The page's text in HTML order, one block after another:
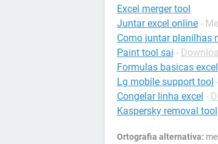
Excel merger tool
Juntar excel online -
Como juntar planilhas
Paint tool sai -
Formulas basicas excel
Lg mobile support tool -
Congelar linha excel -
Kaspersky removal tool
Ortografia alternativa: